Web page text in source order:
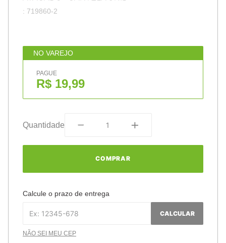
: 719860-2
NO VAREJO
PAGUE
R$ 19,99
Quantidade
COMPRAR
Calcule o prazo de entrega
CALCULAR
NÃO SEI MEU CEP